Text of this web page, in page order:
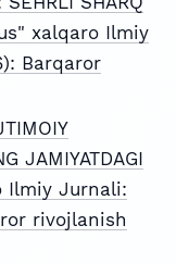
xalqaro Ilmiy
Barqaror
JAMIYATDAGI
Ilmiy Jurnali:
rivojlanish